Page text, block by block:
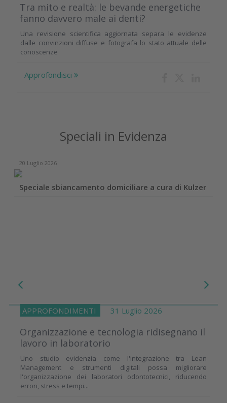
Tra mito e realtà: le bevande energetiche
fanno davvero male ai denti?
Una revisione scientifica aggiornata separa le evidenze
dalle convinzioni diffuse e fotografa lo stato attuale delle
conoscenze
Approfondisci
Speciali in Evidenza
20 Luglio 2026
Speciale sbiancamento domiciliare a cura di Kulzer
APPROFONDIMENTI 31 Luglio 2026
Organizzazione e tecnologia ridisegnano il
lavoro in laboratorio
Uno studio evidenzia come l'integrazione tra Lean
Management e strumenti digitali possa migliorare
l'organizzazione dei laboratori odontotecnici, riducendo
errori, stress e tempi...